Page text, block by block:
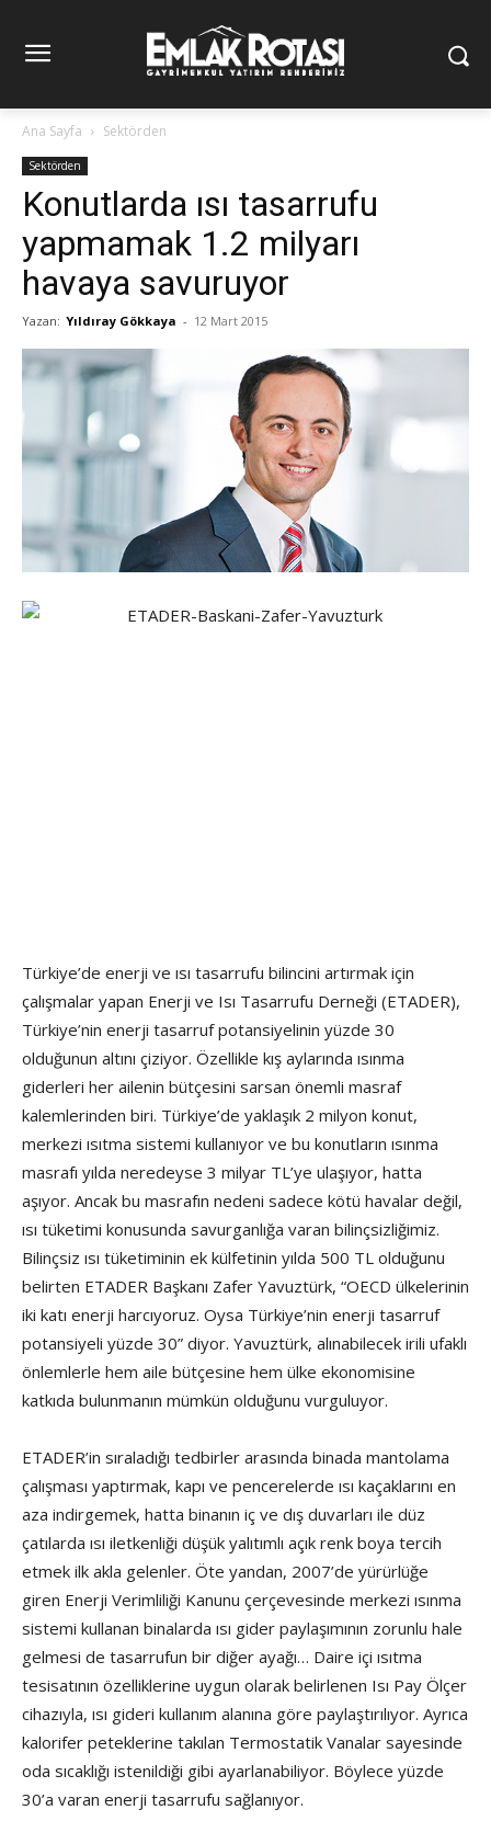
Ana Sayfa Sektörden
Sektörden
Konutlarda ısı tasarrufu
yapmamak 1.2 milyarı
havaya savuruyor
Yazan: Yıldıray Gökkaya - 12 Mart 2015
Türkiye’de enerji ve ısı tasarrufu bilincini artırmak için
çalışmalar yapan Enerji ve Isı Tasarrufu Derneği (ETADER),
Türkiye’nin enerji tasarruf potansiyelinin yüzde 30
olduğunun altını çiziyor. Özellikle kış aylarında ısınma
giderleri her ailenin bütçesini sarsan önemli masraf
kalemlerinden biri. Türkiye’de yaklaşık 2 milyon konut,
merkezi ısıtma sistemi kullanıyor ve bu konutların ısınma
masrafı yılda neredeyse 3 milyar TL’ye ulaşıyor, hatta
aşıyor. Ancak bu masrafın nedeni sadece kötü havalar değil,
ısı tüketimi konusunda savurganlığa varan bilinçsizliğimiz.
Bilinçsiz ısı tüketiminin ek külfetinin yılda 500 TL olduğunu
belirten ETADER Başkanı Zafer Yavuztürk, “OECD ülkelerinin
iki katı enerji harcıyoruz. Oysa Türkiye’nin enerji tasarruf
potansiyeli yüzde 30” diyor. Yavuztürk, alınabilecek irili ufaklı
önlemlerle hem aile bütçesine hem ülke ekonomisine
katkıda bulunmanın mümkün olduğunu vurguluyor.
ETADER’in sıraladığı tedbirler arasında binada mantolama
çalışması yaptırmak, kapı ve pencerelerde ısı kaçaklarını en
aza indirgemek, hatta binanın iç ve dış duvarları ile düz
çatılarda ısı iletkenliği düşük yalıtımlı açık renk boya tercih
etmek ilk akla gelenler. Öte yandan, 2007’de yürürlüğe
giren Enerji Verimliliği Kanunu çerçevesinde merkezi ısınma
sistemi kullanan binalarda ısı gider paylaşımının zorunlu hale
gelmesi de tasarrufun bir diğer ayağı… Daire içi ısıtma
tesisatının özelliklerine uygun olarak belirlenen Isı Pay Ölçer
cihazıyla, ısı gideri kullanım alanına göre paylaştırılıyor. Ayrıca
kalorifer peteklerine takılan Termostatik Vanalar sayesinde
oda sıcaklığı istenildiği gibi ayarlanabiliyor. Böylece yüzde
30’a varan enerji tasarrufu sağlanıyor.